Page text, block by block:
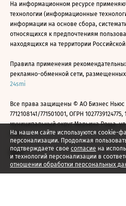
На нашем сайте используются cookie-
персонализации. Продолжая
подтверждаете свое согласие на
и технологий персонализации в
отношении обработки персональных
На информационном ресурсе
технологии (информационные
информации на основе сбора,
относящихся к предпочтениям
находящихся на территории
Правила применения
рекламно-обменной сети,
24smi
Все права защищены © АО Бизнес
7712108141/771501001, ОГРН
муниципальный округ Марьина Роща,
2026